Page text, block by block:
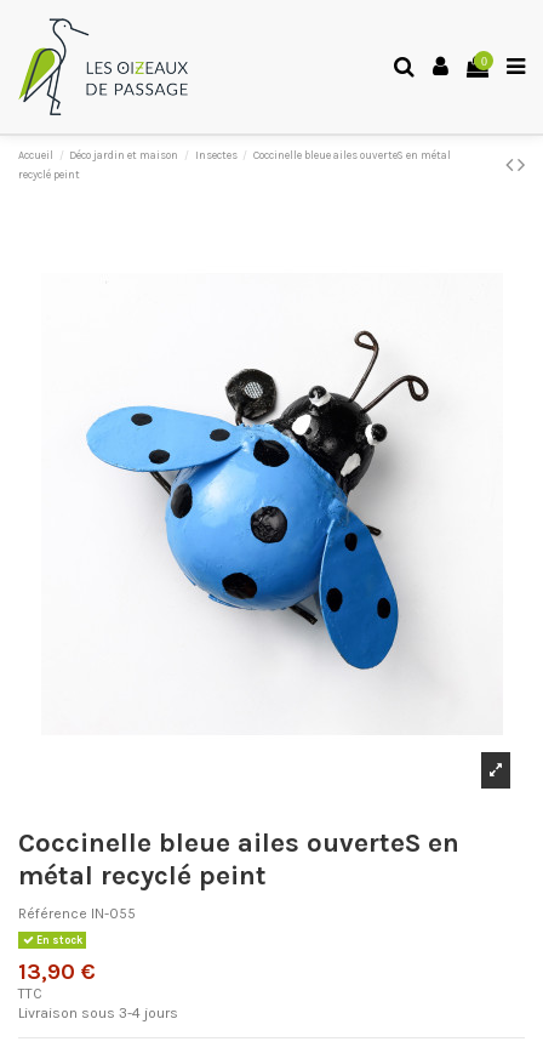
0
Accueil Déco jardin et maison Insectes
Coccinelle bleue ailes ouverteS en métal
recyclé peint
Coccinelle bleue ailes ouverteS en
métal recyclé peint
Référence IN-055
En stock
13,90 €
TTC
Livraison sous 3-4 jours